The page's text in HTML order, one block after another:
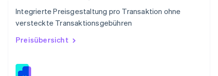
Integrierte Preisgestaltung pro Transaktion ohne
versteckte Transaktionsgebühren
Preisübersicht
Slowenien
EnglishItaliano
Sonderverwaltungsregion Hongkong,
Spanien